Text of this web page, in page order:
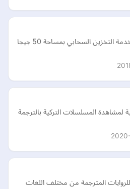
موقع mega. co. nz يقدم خدمة التخزين السحابي بمساحة 50 جيجا
المسلسلات التركية بالترجمة
المترجمة من مختلف اللغات